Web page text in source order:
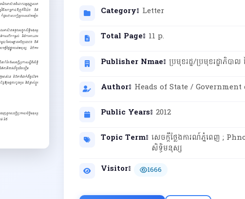
Category៖ Letter
Total Page៖ 11 p.
Publisher Nmae៖ ប្រមុខរដ្ឋ/ប្រមុខរដ្ឋាភិបា
Author៖ Heads of State / Government
Public Years៖ 2012
Topic Term៖ សេចក្តីថ្លែងការណ៍ភ្នំពេញ ;
សិទ្ធិមនុស្ស
Visitor៖
1666